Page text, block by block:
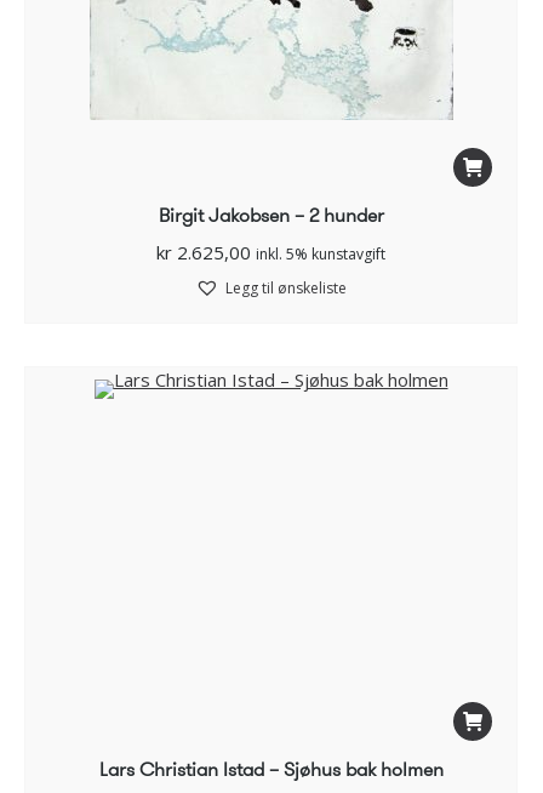
Birgit Jakobsen – 2 hunder
kr 2.625,00 inkl. 5% kunstavgift
Legg til ønskeliste
Lars Christian Istad – Sjøhus bak holmen